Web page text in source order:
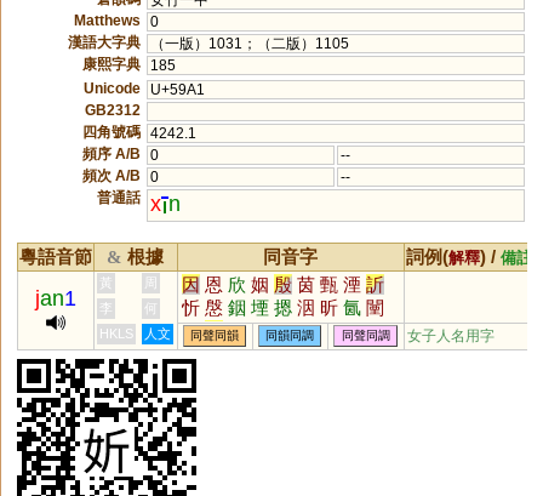
Matthews
0
漢語大字典
（一版）1031；（二版）1105
康熙字典
185
Unicode
U+59A1
GB2312
四角號碼 4242.1
頻序 A/B
0
--
頻次 A/B
0
--
普通話 x n
粵語音節 & 根據 同音字 詞例(解釋) / 備註
jan1
黃 周 因 恩 欣 姻 殷 茵 甄 湮 訢
忻 慇 銦 堙 摁 洇 昕 氤 闉
焮 禋 駰 盺 蒑 欭 凐 黫 諲
歅 裀 絪 垔 炘
李
何
HKLS
人文 同聲同韻 同韻同調 同聲同調 女子人名用字